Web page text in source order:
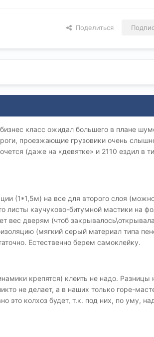
Поделиться
класс ожидал большего в плане
проезжающие грузовики очень
(даже на «девятке» и 2110 ездил в
(1*1,5м) на все для второго слоя (можно
листы каучуково-битумной мастики на
вес дверям (чтоб
(мягкий серый материал типа
Естественно берем самоклейку.
крепятся) клеить не надо. Разницы
не делает, а в наших только горе-
это колхоз будет, т.к. под них, по уму,